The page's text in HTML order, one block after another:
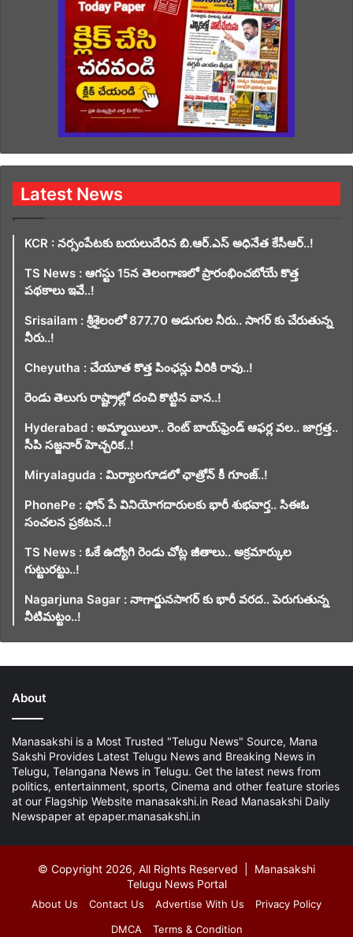
Latest News
KCR : నర్సంపేటకు బయలుదేరిన బి.ఆర్.ఎస్ అధినేత కేసీఆర్..!
TS News : ఆగస్టు 15న తెలంగాణలో ప్రారంభించబోయే కొత్త
పథకాలు ఇవే..!
Srisailam : శ్రీశైలంలో 877.70 అడుగుల నీరు.. సాగర్ కు చేరుతున్న
నీరు..!
Cheyutha : చేయూత కొత్త పింఛన్లు వీరికి రావు..!
రెండు తెలుగు రాష్ట్రాల్లో దంచి కొట్టిన వాన..!
Hyderabad : అమ్మాయిలూ.. రెంట్ బాయ్‌ఫ్రెండ్ ఆఫర్ల వల.. జాగ్రత్త..
సీపి సజ్జనార్ హెచ్చరిక..!
Miryalaguda : మిర్యాలగూడలో ఛాత్రోన్ కీ గూంజ్..!
PhonePe : ఫోన్ పే వినియోగదారులకు భారీ శుభవార్త.. సిఈఓ
సంచలన ప్రకటన..!
TS News : ఓకే ఉద్యోగి రెండు చోట్ల జీతాలు.. అక్రమార్కుల
గుట్టురట్టు..!
Nagarjuna Sagar : నాగార్జునసాగర్ కు భారీ వరద.. పెరుగుతున్న
నీటిమట్టం..!
About
Manasakshi is a Most Trusted "Telugu News" Source, Mana
Sakshi Provides Latest Telugu News and Breaking News in
Telugu, Telangana News in Telugu. Get the latest news from
politics, entertainment, sports, Cinema and other feature stories
at our Flagship Website manasakshi.in Read Manasakshi Daily
Newspaper at epaper.manasakshi.in
© Copyright 2026, All Rights Reserved | Manasakshi
Telugu News Portal
About Us Contact Us Advertise With Us
Privacy Policy
DMCA
Terms & Condition